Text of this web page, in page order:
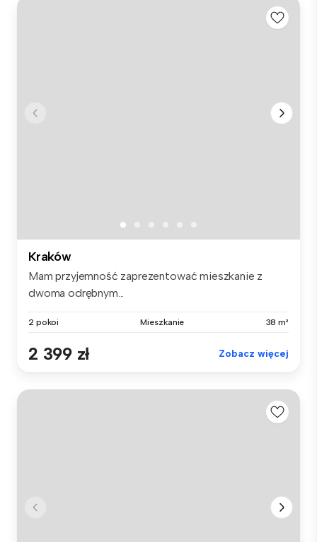
Kraków
Mam przyjemność zaprezentować mieszkanie z
dwoma odrębnym...
2 pokoi Mieszkanie 38 m²
2 399 zł Zobacz więcej